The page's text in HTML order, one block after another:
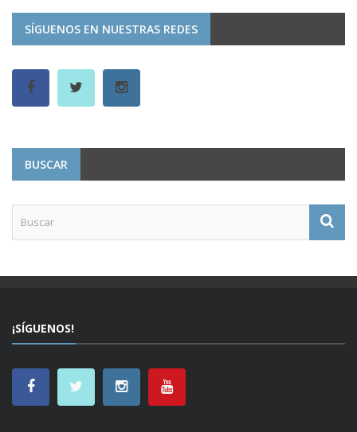
SÍGUENOS EN NUESTRAS REDES
BUSCAR
¡SÍGUENOS!